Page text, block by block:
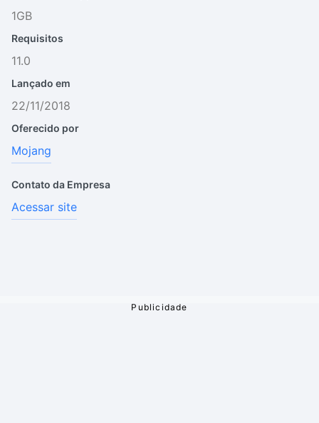
1GB
Requisitos
11.0
Lançado em
22/11/2018
Oferecido por
Mojang
Contato da Empresa
Acessar site